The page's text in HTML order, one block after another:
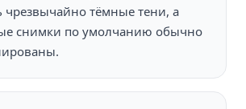
чрезвычайно тёмные тени, а
снимки по умолчанию обычно